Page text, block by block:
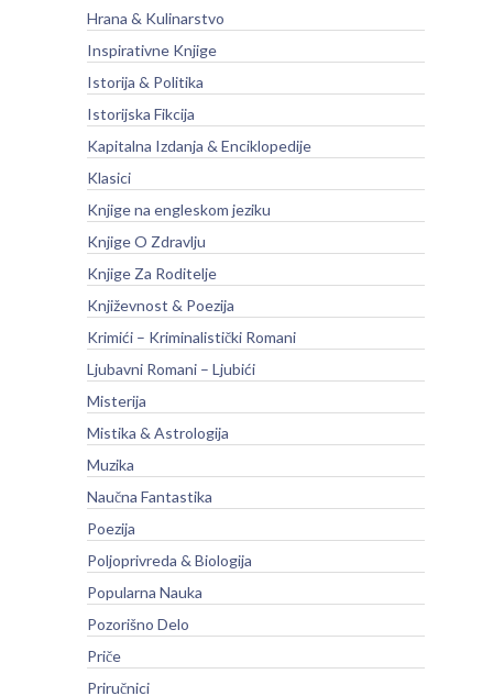
Hrana & Kulinarstvo
Inspirativne Knjige
Istorija & Politika
Istorijska Fikcija
Kapitalna Izdanja & Enciklopedije
Klasici
Knjige na engleskom jeziku
Knjige O Zdravlju
Knjige Za Roditelje
Književnost & Poezija
Krimići – Kriminalistički Romani
Ljubavni Romani – Ljubići
Misterija
Mistika & Astrologija
Muzika
Naučna Fantastika
Poezija
Poljoprivreda & Biologija
Popularna Nauka
Pozorišno Delo
Priče
Priručnici